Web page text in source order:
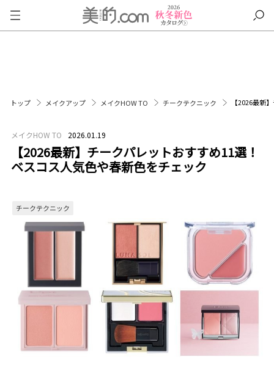
トップ メイクアップ メイクHOW TO チークテクニック 【2026最新
メイクHOW TO 2026.01.19
【2026最新】チークパレットおすすめ11選！
ベスコス人気色や春新色をチェック
チークテクニック